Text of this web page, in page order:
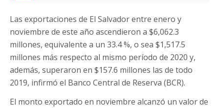
Las exportaciones de El Salvador entre enero y
noviembre de este año ascendieron a $6,062.3
millones, equivalente a un 33.4 %, o sea $1,517.5
millones más respecto al mismo período de 2020 y,
además, superaron en $157.6 millones las de todo
2019, infirmó el Banco Central de Reserva (BCR).
El monto exportado en noviembre alcanzó un valor de